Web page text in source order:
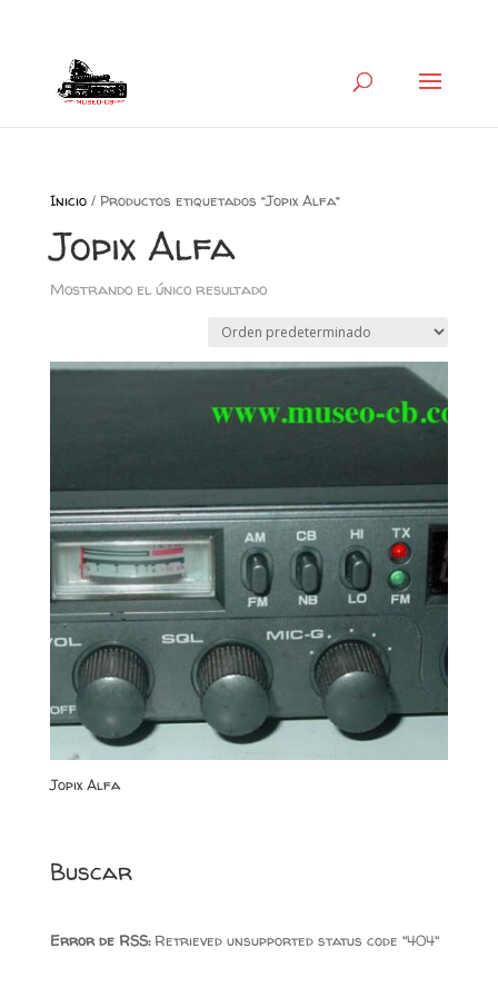
Inicio/ Productos etiquetados “Jopix Alfa”
Jopix Alfa
Mostrando el único resultado
Jopix Alfa
Buscar
Error de RSS:Retrieved unsupported status code "404"